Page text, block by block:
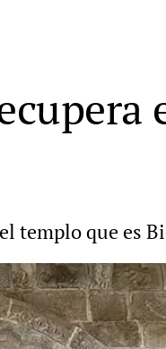
templo que es